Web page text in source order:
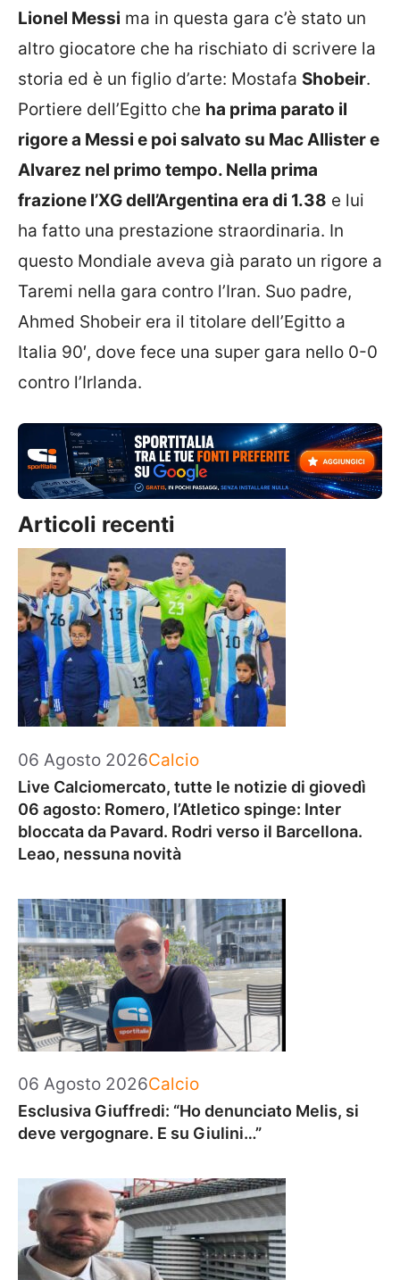
Lionel Messi ma in questa gara c’è stato un
altro giocatore che ha rischiato di scrivere la
storia ed è un figlio d’arte: Mostafa Shobeir.
Portiere dell’Egitto che ha prima parato il
rigore a Messi e poi salvato su Mac Allister e
Alvarez nel primo tempo. Nella prima
frazione l’XG dell’Argentina era di 1.38 e lui
ha fatto una prestazione straordinaria. In
questo Mondiale aveva già parato un rigore a
Taremi nella gara contro l’Iran. Suo padre,
Ahmed Shobeir era il titolare dell’Egitto a
Italia 90′, dove fece una super gara nello 0-0
contro l’Irlanda.
Articoli recenti
06 Agosto 2026Categorie
Calcio
Live Calciomercato, tutte le notizie di giovedì
06 agosto: Romero, l’Atletico spinge: Inter
bloccata da Pavard. Rodri verso il Barcellona.
Leao, nessuna novità
06 Agosto 2026Categorie
Calcio
Esclusiva Giuffredi: “Ho denunciato Melis, si
deve vergognare. E su Giulini…”